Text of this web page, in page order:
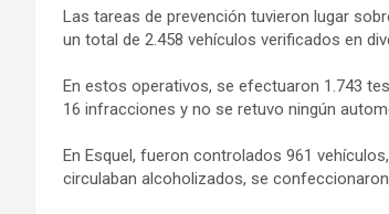
Las tareas de prevención tuvieron lugar
un total de 2.458 vehículos verificados en
En estos operativos, se efectuaron 1.743
16 infracciones y no se retuvo ningún
En Esquel, fueron controlados 961
circulaban alcoholizados, se